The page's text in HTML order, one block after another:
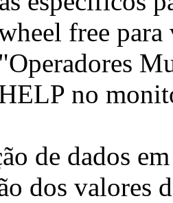
free
no
de dados
dos valores